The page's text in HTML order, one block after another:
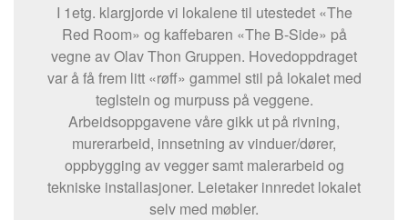
I 1etg. klargjorde vi lokalene til utestedet «The
Red Room» og kaffebaren «The B-Side» på
vegne av Olav Thon Gruppen. Hovedoppdraget
var å få frem litt «røff» gammel stil på lokalet med
teglstein og murpuss på veggene.
Arbeidsoppgavene våre gikk ut på rivning,
murerarbeid, innsetning av vinduer/dører,
oppbygging av vegger samt malerarbeid og
tekniske installasjoner. Leietaker innredet lokalet
selv med møbler.